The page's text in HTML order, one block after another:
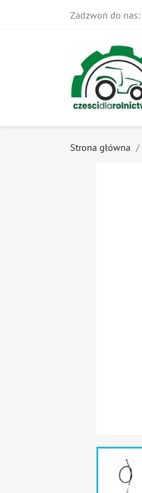
Zadzwoń do nas:
Strona główna